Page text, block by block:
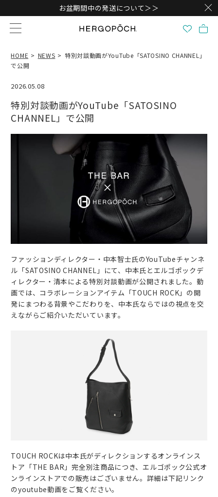
お盆期間中の発送について＞＞
HOME NEWS
特別対談動画がYouTube「SATOSINO CHANNEL」
で公開
2026.05.08
特別対談動画がYouTube「SATOSINO
CHANNEL」で公開
ファッションディレクター・中本智士氏のYouTubeチャンネ
ル「SATOSINO CHANNEL」にて、中本氏とエルゴポックデ
ィレクター・清本による特別対談動画が公開されました。動
画では、コラボレーションアイテム「TOUCH ROCK」の開
発にまつわる背景やこだわりを、中本氏ならではの視点を交
えながらご紹介いただいています。
TOUCH ROCKは中本氏がディレクションするオンラインス
トア「THE BAR」完全別注商品につき、エルゴポック公式オ
ンラインストアでの販売はございません。詳細は下記リンク
のyoutube動画をご覧ください。